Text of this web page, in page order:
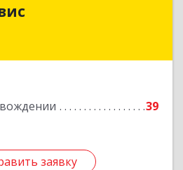
39
заявку
обл, Кингисеппский р-н,
заявку